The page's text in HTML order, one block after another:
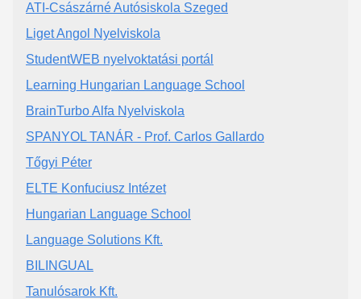
ATI-Császárné Autósiskola Szeged
Liget Angol Nyelviskola
StudentWEB nyelvoktatási portál
Learning Hungarian Language School
BrainTurbo Alfa Nyelviskola
SPANYOL TANÁR - Prof. Carlos Gallardo
Tőgyi Péter
ELTE Konfuciusz Intézet
Hungarian Language School
Language Solutions Kft.
BILINGUAL
Tanulósarok Kft.